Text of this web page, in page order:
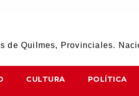
de Quilmes, Provinciales.
CULTURA POLÍTICA